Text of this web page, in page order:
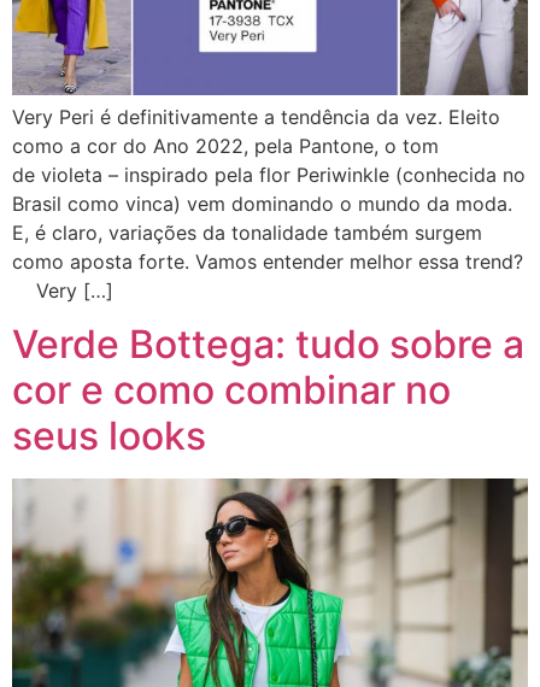
Very Peri é definitivamente a tendência da vez. Eleito
como a cor do Ano 2022, pela Pantone, o tom
de violeta – inspirado pela flor Periwinkle (conhecida no
Brasil como vinca) vem dominando o mundo da moda.
E, é claro, variações da tonalidade também surgem
como aposta forte. Vamos entender melhor essa trend?
Very […]
Verde Bottega: tudo sobre a
cor e como combinar no
seus looks